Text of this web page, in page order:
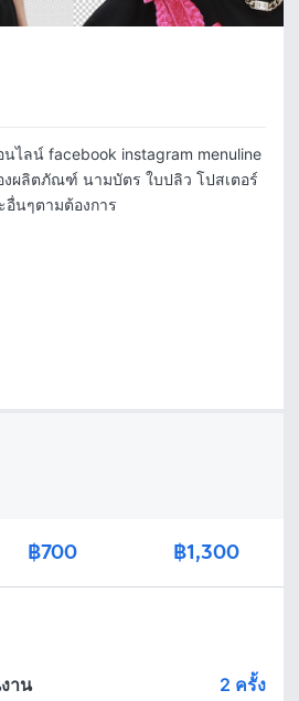
ไลน์ facebook instagram menuline
งผลิตภัณฑ์ นามบัตร ใบปลิว โปสเตอร์
นๆตามต้องการ
฿700 ฿1,300
าน
2 ครั้ง